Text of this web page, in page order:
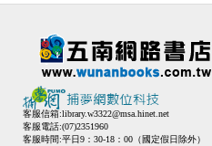
客服信箱:library.w3322@msa.hinet.net
客服電話:(07)2351960
客服時間:平日9：30-18：00（國定假日除外）